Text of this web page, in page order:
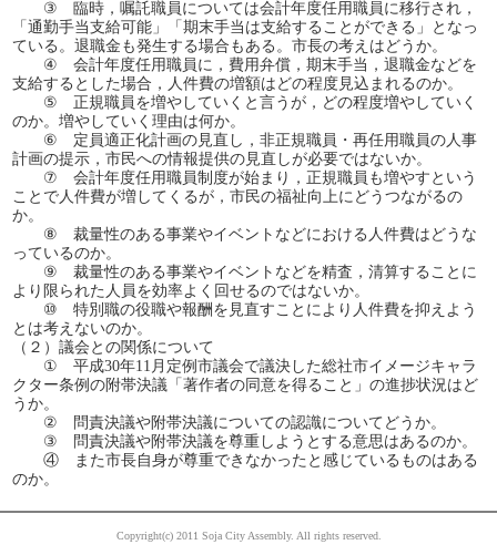
③ 臨時，嘱託職員については会計年度任用職員に移行され，
「通勤手当支給可能」「期末手当は支給することができる」となっ
ている。退職金も発生する場合もある。市長の考えはどうか。
④ 会計年度任用職員に，費用弁償，期末手当，退職金などを
支給するとした場合，人件費の増額はどの程度見込まれるのか。
⑤ 正規職員を増やしていくと言うが，どの程度増やしていく
のか。増やしていく理由は何か。
⑥ 定員適正化計画の見直し，非正規職員・再任用職員の人事
計画の提示，市民への情報提供の見直しが必要ではないか。
⑦ 会計年度任用職員制度が始まり，正規職員も増やすという
ことで人件費が増してくるが，市民の福祉向上にどうつながるの
か。
⑧ 裁量性のある事業やイベントなどにおける人件費はどうな
っているのか。
⑨ 裁量性のある事業やイベントなどを精査，清算することに
より限られた人員を効率よく回せるのではないか。
⑩ 特別職の役職や報酬を見直すことにより人件費を抑えよう
とは考えないのか。
（２）議会との関係について
① 平成30年11月定例市議会で議決した総社市イメージキャラ
クター条例の附帯決議「著作者の同意を得ること」の進捗状況はど
うか。
② 問責決議や附帯決議についての認識についてどうか。
③ 問責決議や附帯決議を尊重しようとする意思はあるのか。
④ また市長自身が尊重できなかったと感じているものはある
のか。
Copyright(c) 2011 Soja City Assembly. All rights reserved.